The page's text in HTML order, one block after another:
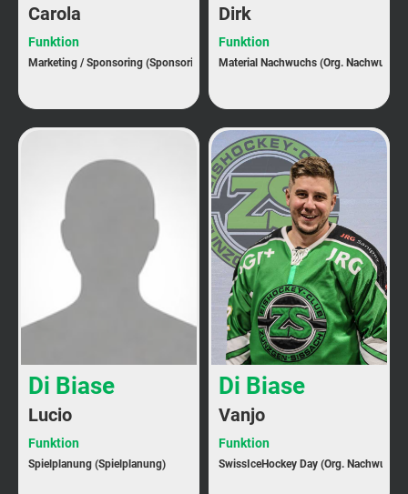
Carola
Funktion
Marketing / Sponsoring (Sponsoring)
Dirk
Funktion
Material Nachwuchs (Org. Nachwuchs)
Di Biase
Lucio
Funktion
Spielplanung (Spielplanung)
Di Biase
Vanjo
Funktion
SwissIceHockey Day (Org. Nachwuchs)